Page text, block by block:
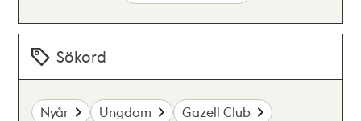
Sökord
Nyår Ungdom
Gazell Club